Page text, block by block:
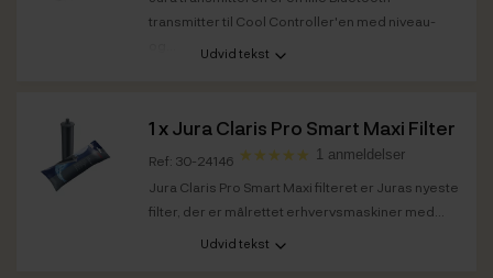
transmitter til Cool Controller'en med niveau-
Udvid tekst
1 xJura Claris Pro Smart Maxi Filter
Ref: 30-24146 1 anmeldelser
Jura Claris Pro Smart Maxi filteret er Juras nyeste
filter, der er målrettet erhvervsmaskiner med...
Udvid tekst